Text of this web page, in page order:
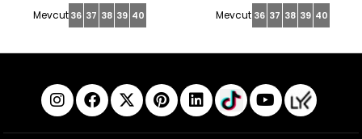
36 37 38 39 40 36 37 38 39 40